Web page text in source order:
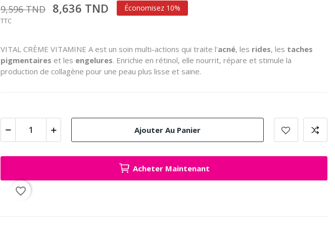
9,596 TND 8,636 TND Économisez 10%
TTC
VITAL CRÈME VITAMINE A est un soin multi-actions qui traite l'acné, les rides, les taches
pigmentaires et les engelures. Enrichie en rétinol, elle nourrit, répare et stimule la
production de collagène pour une peau plus lisse et saine.
Ajouter Au Panier
Acheter Maintenant
favorite_border